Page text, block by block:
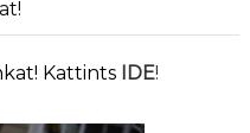
Kattints IDE!